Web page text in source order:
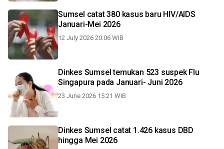
Sumsel catat 380 kasus baru HIV/AIDS
Januari-Mei 2026
12 July 2026 20:06 WIB
Dinkes Sumsel temukan 523 suspek Flu
Singapura pada Januari- Juni 2026
23 June 2026 15:21 WIB
Dinkes Sumsel catat 1.426 kasus DBD
hingga Mei 2026